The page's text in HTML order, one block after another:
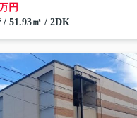
円
/ 51.93㎡ / 2DK